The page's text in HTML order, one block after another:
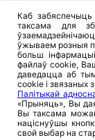
Каб
таксама для
ўжываем розныя
больш
файлаў cookie,
даведацца аб
cookie і звязаных
Палітыкай
«Прыняць», Вы
Вы таксама
націснуўшы
свой выбар на